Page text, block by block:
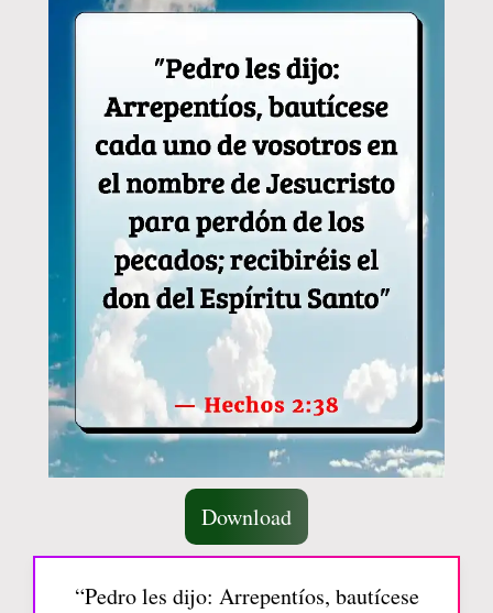
Download
“Pedro les dijo: Arrepentíos, bautícese